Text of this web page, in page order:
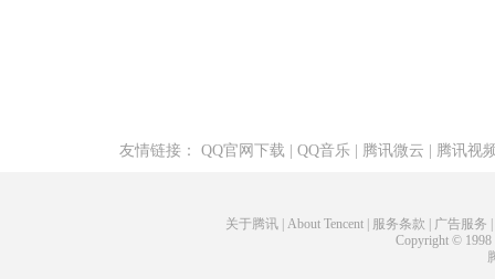
友情链接： QQ官网下载 QQ音乐 腾讯微云 腾讯视
关于腾讯| About Tencent| 服务条款 广告服务
Copyright © 1998